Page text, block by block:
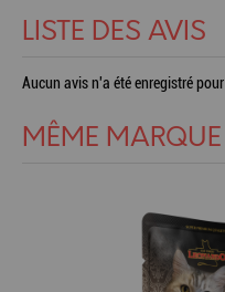
LISTE DES AVIS
Aucun avis n'a été enregistré
MÊME MARQUE